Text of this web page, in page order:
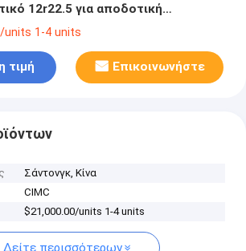
12r22.5 για αποδοτική
units 1-4 units
τιμή Επικοινωνήστε
Σάντονγκ, Κίνα
CIMC
$21,000.00/units 1-4 units
Δείτε περισσότερων